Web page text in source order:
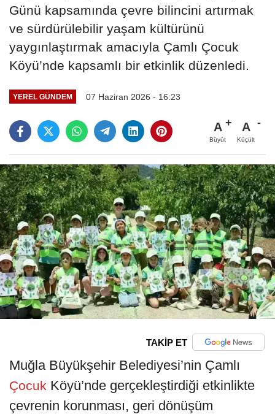
Günü kapsamında çevre bilincini artırmak
ve sürdürülebilir yaşam kültürünü
yaygınlaştırmak amacıyla Çamlı Çocuk
Köyü’nde kapsamlı bir etkinlik düzenledi.
YEREL GÜNDEM 07 Haziran 2026 - 16:23
A
Büyüt
A
Küçült
TAKİP ET
Muğla Büyükşehir Belediyesi’nin Çamlı
Çocuk Köyü’nde gerçekleştirdiği etkinlikte
çevrenin korunması, geri dönüşüm